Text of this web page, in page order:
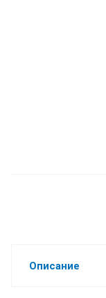
Описание